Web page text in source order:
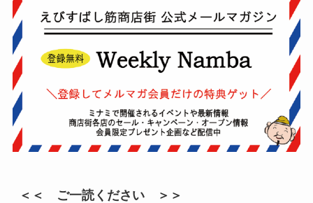
＜＜ ご一読ください ＞＞